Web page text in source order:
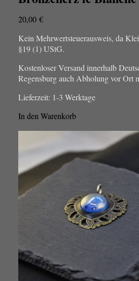
20,00 €
Kein Mehrwertsteuerausweis, da
§19 (1) UStG.
Kostenloser Versand innerhalb
Regensburg auch Abholung vor Ort
Lieferzeit: 1-3 Werktage
In den Warenkorb